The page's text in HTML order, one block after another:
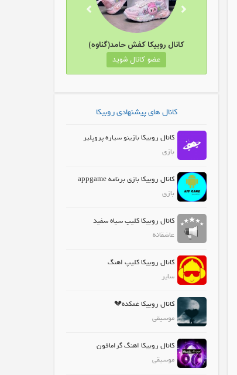
کانال روبیکا کفش حامد(گناوه)
عضو کانال شوید
خانگی کلاسیک
کانال های پیشنهادی روبیکا
کانال روبیکا بازینو سیاره پروپلیر
بازی
کانال روبیکا بازی‌ برنامه appgame
بازی
کانال روبیکا کلیپ سیاه سفید
عاشقانه
کانال روبیکا کلیپ اهنگ
سایر
کانال روبیکا غمکده💔
موسیقی
کانال روبیکا اهنگ گرامافون
موسیقی